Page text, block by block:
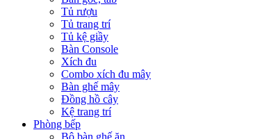
Tủ rượu
Tủ trang trí
Tủ kệ giầy
Bàn Console
Xích đu
Combo xích đu mây
Bàn ghế mây
Đồng hồ cây
Kệ trang trí
Phòng bếp